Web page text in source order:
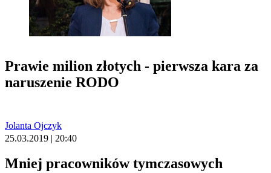
Prawie milion złotych - pierwsza kara za
naruszenie RODO
Jolanta Ojczyk
25.03.2019 | 20:40
Mniej pracowników tymczasowych